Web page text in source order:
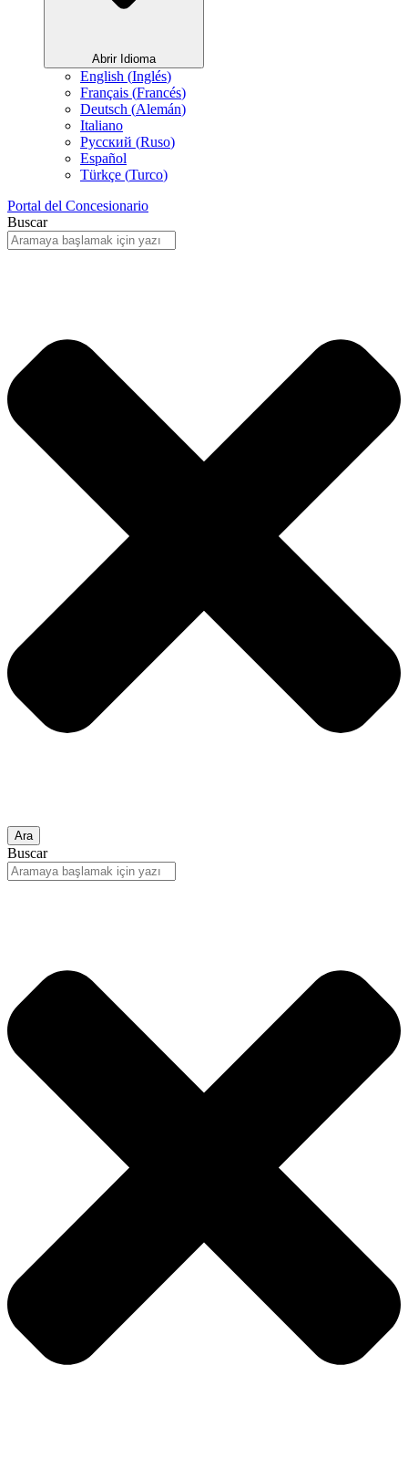
Abrir Idioma
English (Inglés)
Français (Francés)
Deutsch (Alemán)
Italiano
Русский (Ruso)
Español
Türkçe (Turco)
Portal del Concesionario
Buscar
Ara
Buscar